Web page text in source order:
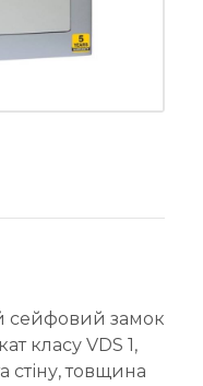
сейфовий замок
класу VDS 1,
стіну, товщина